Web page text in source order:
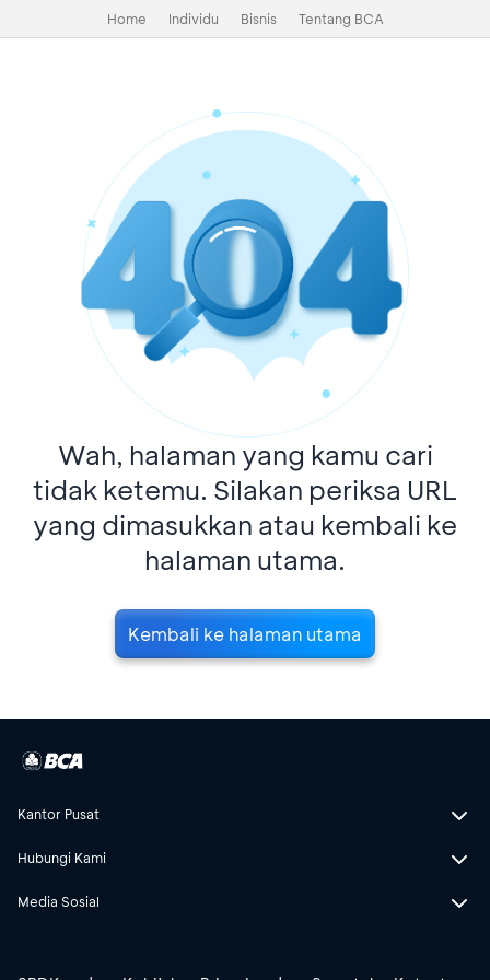
Home Individu Bisnis Tentang BCA
Wah, halaman yang kamu cari
tidak ketemu. Silakan periksa URL
yang dimasukkan atau kembali ke
halaman utama.
Kembali ke halaman utama
Kantor Pusat
Hubungi Kami
Media Sosial